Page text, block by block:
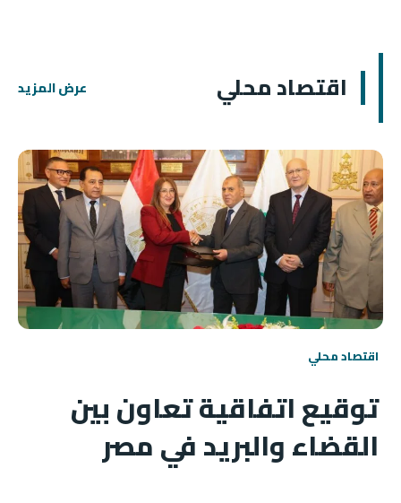
اقتصاد محلي عرض المزيد
اقتصاد محلي
توقيع اتفاقية تعاون بين
القضاء والبريد في مصر